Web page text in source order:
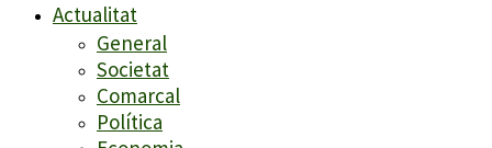
Actualitat
General
Societat
Comarcal
Política